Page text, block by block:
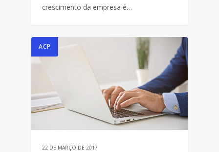
crescimento da empresa é…
ACP
22 DE MARÇO DE 2017